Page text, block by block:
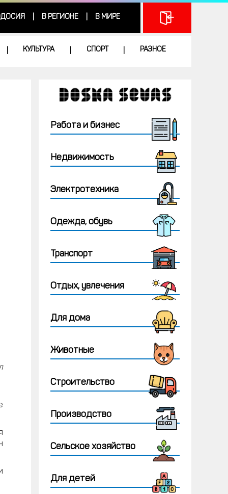
В РЕГИОНЕ В МИРЕ
КУЛЬТУРА СПОРТ РАЗНОЕ
Работа и бизнес
Недвижимость
Электротехника
Одежда, обувь
Транспорт
Отдых, увлечения
Для дома
Животные
Строительство
Производство
Сельское хозяйство
Для детей